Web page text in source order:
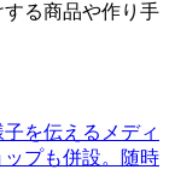
る商品や作り手